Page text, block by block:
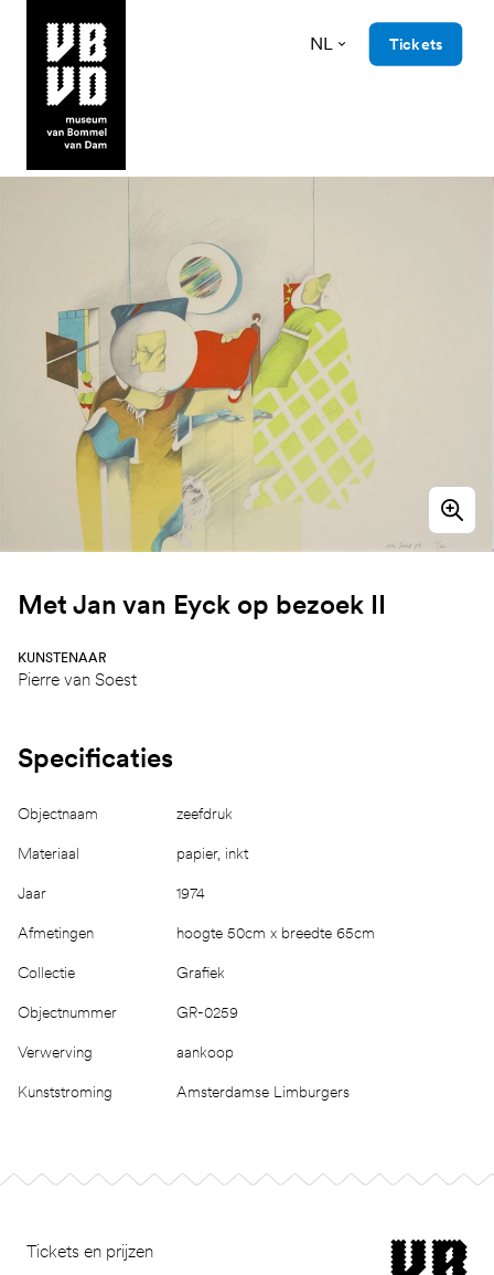
museum van Bommel van Dam
NL Tickets
Met Jan van Eyck op bezoek II
KUNSTENAAR
Pierre van Soest
Specificaties
Objectnaam zeefdruk
Materiaal papier, inkt
Jaar 1974
Afmetingen hoogte 50cm x breedte 65cm
Collectie Grafiek
Objectnummer GR-0259
Verwerving aankoop
Kunststroming Amsterdamse Limburgers
Tickets en prijzen museum van